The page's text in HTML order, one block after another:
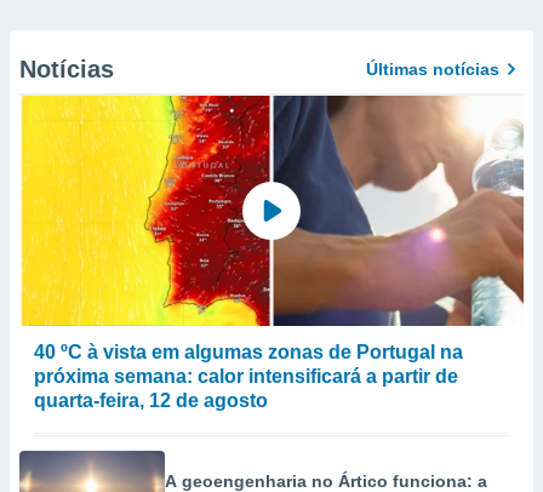
Notícias Últimas notícias
40 ºC à vista em algumas zonas de Portugal na
próxima semana: calor intensificará a partir de
quarta-feira, 12 de agosto
A geoengenharia no Ártico funciona: a